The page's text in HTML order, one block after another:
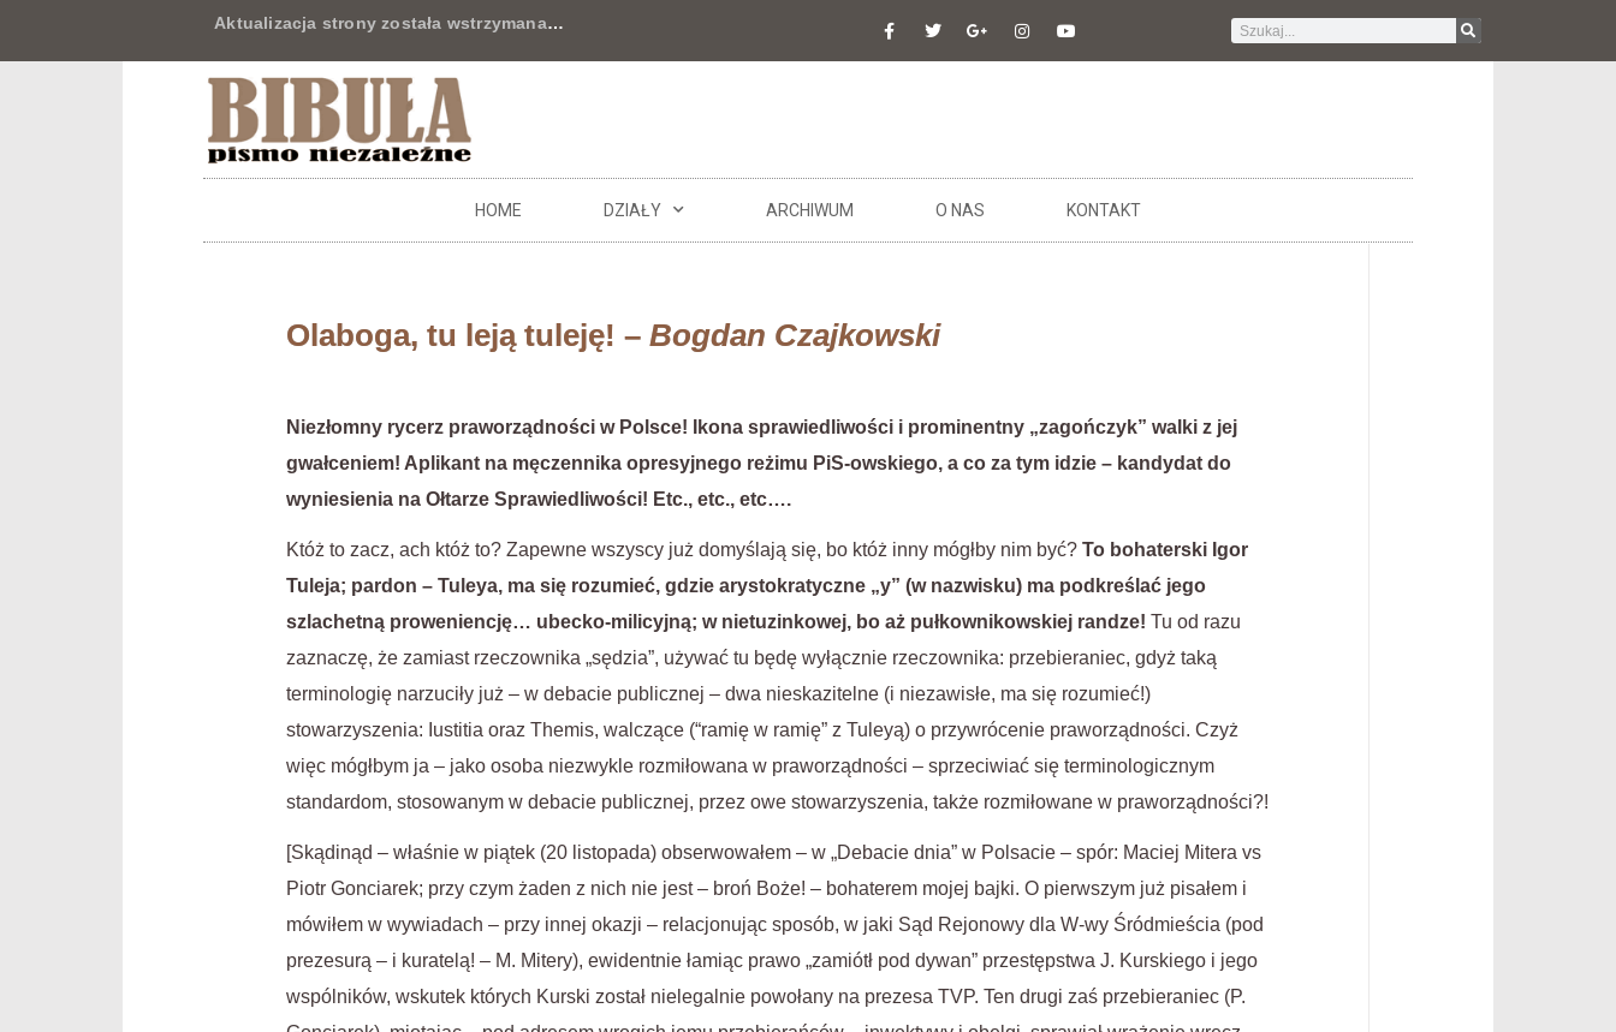
Aktualizacja strony została wstrzymana…
HOME DZIAŁY ARCHIWUM O NAS KONTAKT
Olaboga, tu leją tuleję! – Bogdan Czajkowski
Niezłomny rycerz praworządności w Polsce! Ikona sprawiedliwości i prominentny „zagończyk” walki z jej
gwałceniem! Aplikant na męczennika opresyjnego reżimu PiS-owskiego, a co za tym idzie – kandydat do
wyniesienia na Ołtarze Sprawiedliwości! Etc., etc., etc….
Któż to zacz, ach któż to? Zapewne wszyscy już domyślają się, bo któż inny mógłby nim być? To bohaterski Igor
Tuleja; pardon – Tuleya, ma się rozumieć, gdzie arystokratyczne „y” (w nazwisku) ma podkreślać jego
szlachetną proweniencję… ubecko-milicyjną; w nietuzinkowej, bo aż pułkownikowskiej randze! Tu od razu
zaznaczę, że zamiast rzeczownika „sędzia”, używać tu będę wyłącznie rzeczownika: przebieraniec, gdyż taką
terminologię narzuciły już – w debacie publicznej – dwa nieskazitelne (i niezawisłe, ma się rozumieć!)
stowarzyszenia: Iustitia oraz Themis, walczące (“ramię w ramię” z Tuleyą) o przywrócenie praworządności. Czyż
więc mógłbym ja – jako osoba niezwykle rozmiłowana w praworządności – sprzeciwiać się terminologicznym
standardom, stosowanym w debacie publicznej, przez owe stowarzyszenia, także rozmiłowane w praworządności?!
[Skądinąd – właśnie w piątek (20 listopada) obserwowałem – w „Debacie dnia” w Polsacie – spór: Maciej Mitera vs
Piotr Gonciarek; przy czym żaden z nich nie jest – broń Boże! – bohaterem mojej bajki. O pierwszym już pisałem i
mówiłem w wywiadach – przy innej okazji – relacjonując sposób, w jaki Sąd Rejonowy dla W-wy Śródmieścia (pod
prezesurą – i kuratelą! – M. Mitery), ewidentnie łamiąc prawo „zamiótł pod dywan” przestępstwa J. Kurskiego i jego
wspólników, wskutek których Kurski został nielegalnie powołany na prezesa TVP. Ten drugi zaś przebieraniec (P.